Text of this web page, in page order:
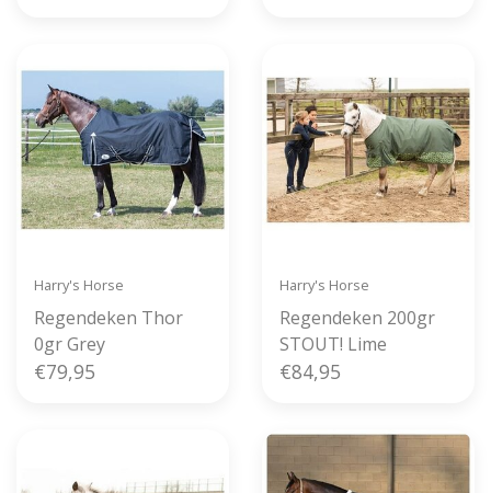
Harry's Horse
Regendeken Thor
0gr Grey
€79,95
Harry's Horse
Regendeken 200gr
STOUT! Lime
€84,95